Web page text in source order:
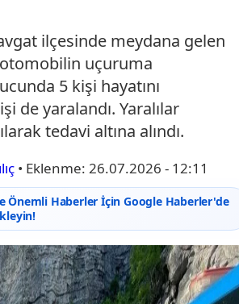
ilçesinde meydana gelen
uçuruma
5 kişi hayatını
de yaralandı. Yaralılar
tedavi altına alındı.
• Eklenme: 26.07.2026 - 12:11
Önemli Haberler İçin Google Haberler'de